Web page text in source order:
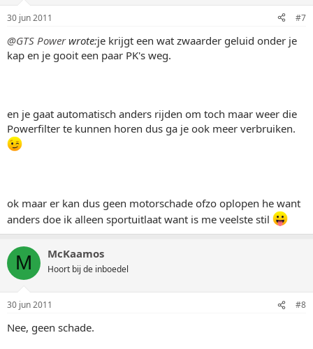
30 jun 2011 #7
@GTS Powerwrote:je krijgt een wat zwaarder geluid onder je
kap en je gooit een paar PK's weg.
en je gaat automatisch anders rijden om toch maar weer die
Powerfilter te kunnen horen dus ga je ook meer verbruiken.
ok maar er kan dus geen motorschade ofzo oplopen he want
anders doe ik alleen sportuitlaat want is me veelste stil
M McKaamos
Hoort bij de inboedel
30 jun 2011 #8
Nee, geen schade.